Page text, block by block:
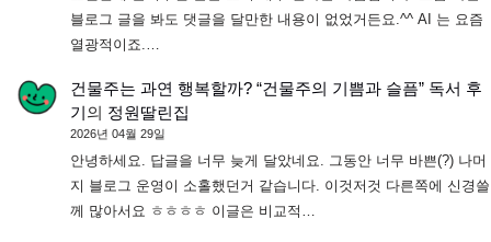
블로그 글을 봐도 댓글을 달만한 내용이 없었거든요.^^ AI 는 요즘
열광적이죠.…
건물주는 과연 행복할까? “건물주의 기쁨과 슬픔” 독서 후
기의 정원딸린집
2026년 04월 29일
안녕하세요. 답글을 너무 늦게 달았네요. 그동안 너무 바쁜(?) 나머
지 블로그 운영이 소홀했던거 같습니다. 이것저것 다른쪽에 신경쓸
께 많아서요 ㅎㅎㅎㅎ 이글은 비교적…